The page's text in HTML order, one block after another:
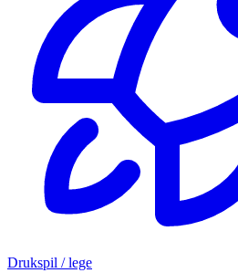
Drukspil / lege